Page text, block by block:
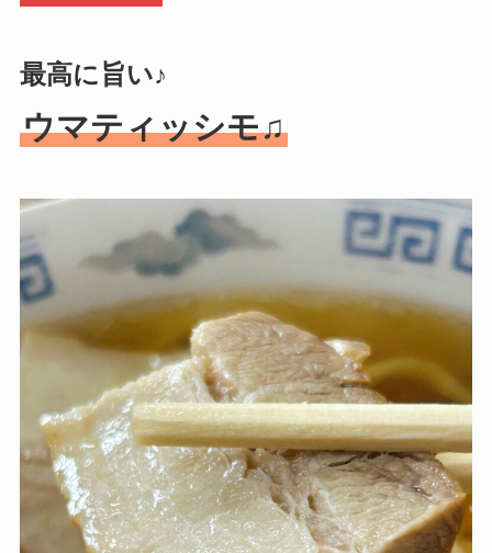
最高に旨い♪
ウマティッシモ♫